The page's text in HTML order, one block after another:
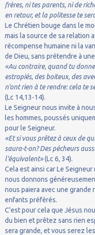
frères, ni tes parents, ni de
en retour, et la politesse te
Le Chrétien bouge dans le
mais la source de sa relation
récompense humaine ni la
de Dieu, sans prétendre à
«Au contraire, quand tu
estropiés, des boiteux, des
n'ont rien à te rendre: cela te
(Lc 14,13-14).
Le Seigneur nous invite à
les hommes, poussés
pour le Seigneur.
«Et si vous prêtez à ceux de
saura-t-on? Des pécheurs
l'équivalent»(Lc 6, 34).
Cela est ainsi car Le
nous donnons
nous paiera avec une grande
enfants préférés.
C'est pour cela que Jésus
du bien et prêtez sans rien
sera grande, et vous serez